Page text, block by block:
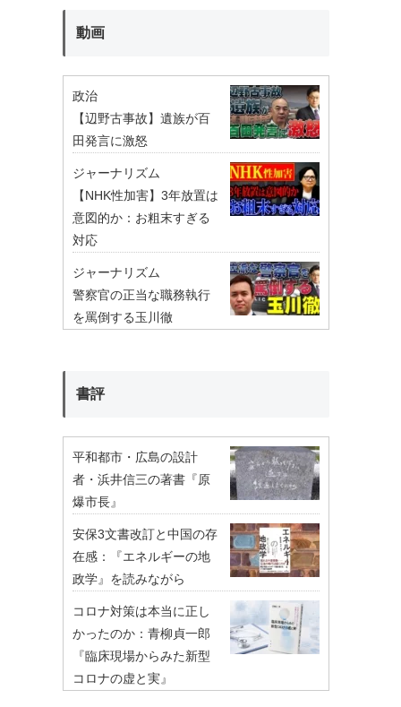
動画
政治
【辺野古事故】遺族が百
田発言に激怒
ジャーナリズム
【NHK性加害】3年放置は
意図的か：お粗末すぎる
対応
ジャーナリズム
警察官の正当な職務執行
を罵倒する玉川徹
書評
平和都市・広島の設計
者・浜井信三の著書『原
爆市長』
安保3文書改訂と中国の存
在感：『エネルギーの地
政学』を読みながら
コロナ対策は本当に正し
かったのか：青柳貞一郎
『臨床現場からみた新型
コロナの虚と実』